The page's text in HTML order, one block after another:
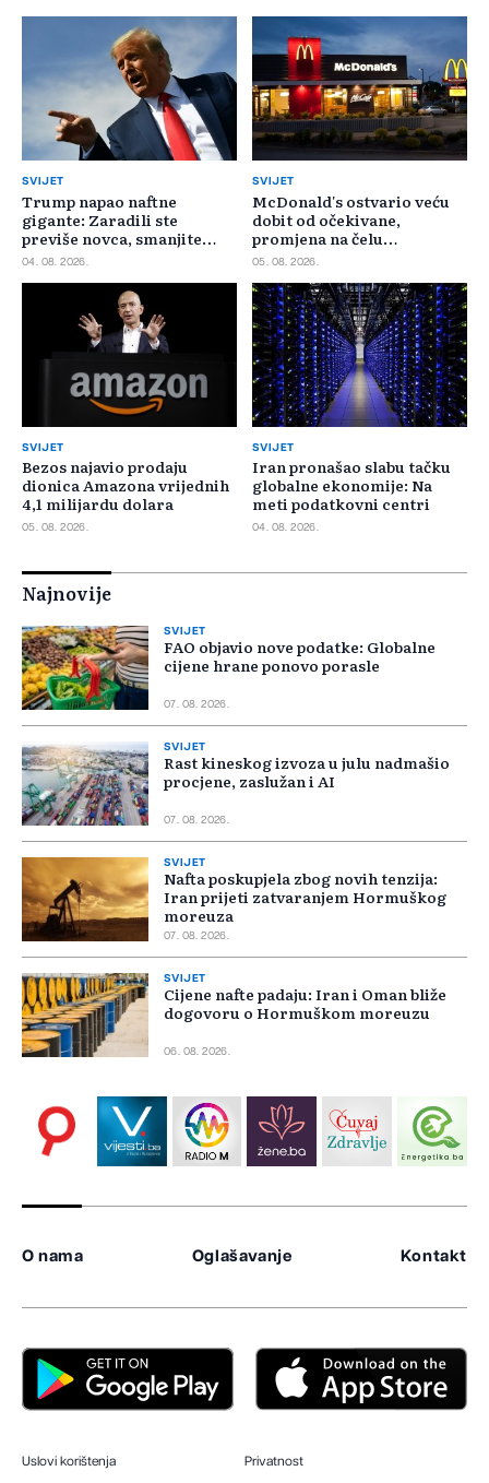
SVIJET
Trump napao naftne
gigante: Zaradili ste
previše novca, smanjite
cijene
04. 08. 2026.
SVIJET
McDonald's ostvario veću
dobit od očekivane,
promjena na čelu
poslovanja u SAD-u
05. 08. 2026.
SVIJET
Bezos najavio prodaju
dionica Amazona vrijednih
4,1 milijardu dolara
05. 08. 2026.
SVIJET
Iran pronašao slabu tačku
globalne ekonomije: Na
meti podatkovni centri
04. 08. 2026.
Najnovije
SVIJET
FAO objavio nove podatke: Globalne
cijene hrane ponovo porasle
07. 08. 2026.
SVIJET
Rast kineskog izvoza u julu nadmašio
procjene, zaslužan i AI
07. 08. 2026.
SVIJET
Nafta poskupjela zbog novih tenzija:
Iran prijeti zatvaranjem Hormuškog
moreuza
07. 08. 2026.
SVIJET
Cijene nafte padaju: Iran i Oman bliže
dogovoru o Hormuškom moreuzu
06. 08. 2026.
O nama Oglašavanje Kontakt
Uslovi korištenja Privatnost